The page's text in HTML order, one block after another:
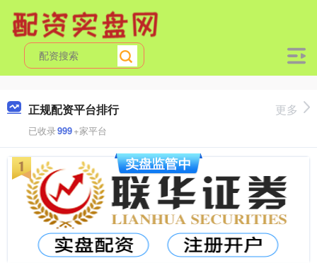
正规配资平台排行
已收录999+家平台
更多